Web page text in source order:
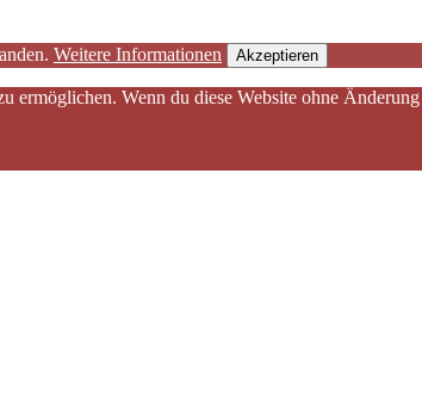
Weitere Informationen Akzeptieren
ermöglichen. Wenn du diese Website ohne